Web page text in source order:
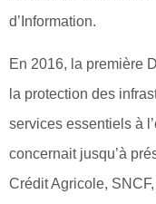
d’Information.
En 2016, la première
la protection des
services essentiels à
concernait jusqu’à
Crédit Agricole,